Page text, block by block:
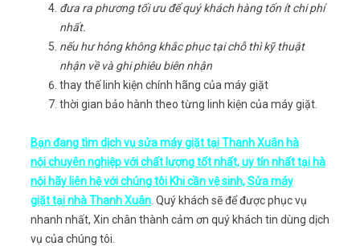
đưa ra phương tối ưu để quý khách hàng tốn ít chi phí
nhất.
nếu hư hỏng không khắc phục tại chỗ thì kỹ thuật
nhận về và ghi phiêu biên nhận
thay thế linh kiện chính hãng của máy giặt
thời gian bảo hành theo từng linh kiện của máy giặt.
Bạn đang tìm dịch vụ sửa máy giặt tại Thanh Xuân hà
nội chuyên nghiệp với chất lượng tốt nhất, uy tín nhất tại hà
nội hãy liên hệ với chúng tôi Khi cần vệ sinh, Sửa máy
giặt tại nhà Thanh Xuân . Quý khách sẽ để được phục vụ
nhanh nhất, Xin chân thành cảm ơn quý khách tin dùng dịch
vụ của chúng tôi.